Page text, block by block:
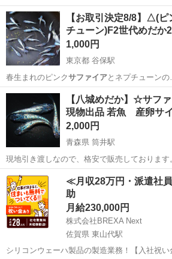
性と高級感…
愛知 名古屋市 喜多山駅 アクセサリ
【お取引決定8/8】△(
チューン)F2世代めだか
1,000円
東京都 谷保駅
春生まれのピンクサファイアとネプチューンの
ファイア寄りのブルー系、… ほぼピンクサフ
東京 府中市 谷保駅 その他 ネプ
【八城めだか】☆サフ
現物出品 若魚 産卵サ
2,000円
青森県 筒井駅
現地引き渡しなので、格安で販売しております。 他のアプリなどで
出品している為 売れてしまった場合は、投稿
ご連絡ください。 PSB、ゾウリムシ、生体、稚魚、卵なども販売して
おります。 ネットに載せ...
青森 青森市 筒井駅 その他 サフ
≪月収28万円・派遣社
助
月給230,000円
株式会社BREXA Next
佐賀県 東山代駅
シリコンウェーハ製品の製造業務！【入社祝